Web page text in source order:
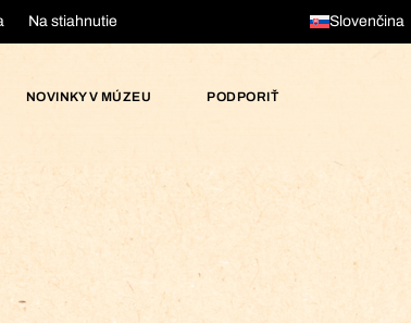
Na stiahnutie Slovenčina
NOVINKY V MÚZEU PODPORIŤ